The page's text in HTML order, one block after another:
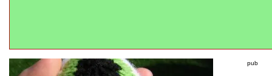
pub